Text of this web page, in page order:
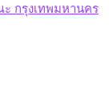
กรุงเทพมหานคร